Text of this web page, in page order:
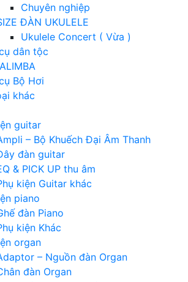
Chuyên nghiệp
ĐÀN UKULELE
Ukulele Concert ( Vừa )
dân tộc
Bộ Hơi
khác
guitar
– Bộ Khuếch Đại Âm Thanh
đàn guitar
& PICK UP thu âm
kiện Guitar khác
piano
đàn Piano
kiện Khác
organ
– Nguồn đàn Organ
đàn Organ